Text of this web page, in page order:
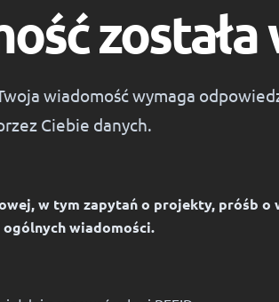
została
wiadomość wymaga
Ciebie danych.
w tym zapytań o projekty, próśb o
wiadomości.